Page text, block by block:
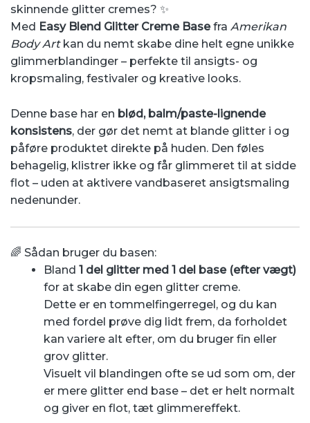
skinnende glitter cremes? ✨
Med Easy Blend Glitter Creme Basefra Amerikan
Body Artkan du nemt skabe dine helt egne unikke
glimmerblandinger – perfekte til ansigts- og
kropsmaling, festivaler og kreative looks.
Denne base har en blød, balm/paste-lignende
konsistens, der gør det nemt at blande glitter i og
påføre produktet direkte på huden. Den føles
behagelig, klistrer ikke og får glimmeret til at sidde
flot – uden at aktivere vandbaseret ansigtsmaling
nedenunder.
🌈 Sådan bruger du basen:
Bland 1 del glitter med 1 del base (efter vægt)
for at skabe din egen glitter creme.
Dette er en tommelfingerregel, og du kan
med fordel prøve dig lidt frem, da forholdet
kan variere alt efter, om du bruger fin eller
grov glitter.
Visuelt vil blandingen ofte se ud som om, der
er mere glitter end base – det er helt normalt
og giver en flot, tæt glimmereffekt.